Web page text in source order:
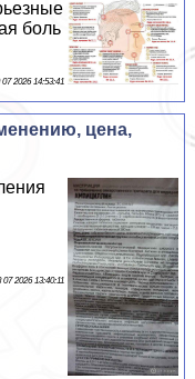
боль
07 2026 14:53:41
цена,
07 2026 13:40:11